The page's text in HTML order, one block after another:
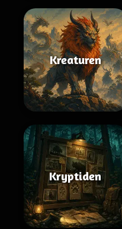
Kreaturen
Kryptiden